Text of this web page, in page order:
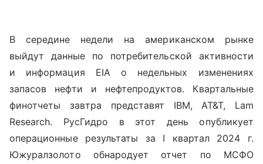
В середине недели на американском рынке
выйдут данные по потребительской активности
и информация EIA о недельных изменениях
запасов нефти и нефтепродуктов. Квартальные
финотчеты завтра представят IBM, AT&T, Lam
Research.
РусГидро в этот день опубликует
операционные результаты за I квартал 2024 г.
Южуралзолото обнародует отчет по МСФО